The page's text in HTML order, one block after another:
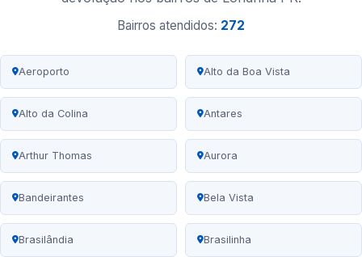
Bairros atendidos: 272
Aeroporto Alto da Boa Vista
Alto da Colina Antares
Arthur Thomas Aurora
Bandeirantes Bela Vista
Brasilândia Brasilinha